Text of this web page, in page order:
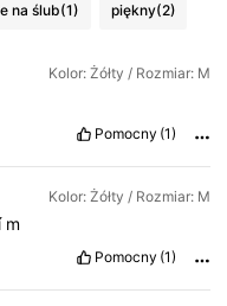
na ślub(1) piękny(2)
Kolor: Żółty / Rozmiar: M
Pomocny (1)
Kolor: Żółty / Rozmiar: M
í m
Pomocny (1)